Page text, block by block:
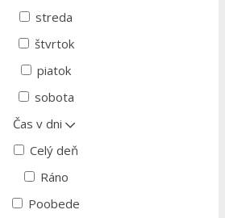
streda
štvrtok
piatok
sobota
Čas v dni
Celý deň
Ráno
Poobede